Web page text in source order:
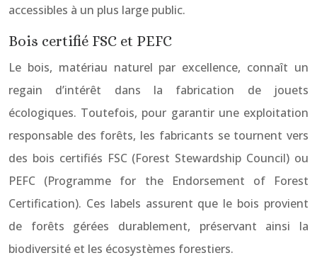
accessibles à un plus large public.
Bois certifié FSC et PEFC
Le bois, matériau naturel par excellence, connaît un
regain d’intérêt dans la fabrication de jouets
écologiques. Toutefois, pour garantir une exploitation
responsable des forêts, les fabricants se tournent vers
des bois certifiés FSC (Forest Stewardship Council) ou
PEFC (Programme for the Endorsement of Forest
Certification). Ces labels assurent que le bois provient
de forêts gérées durablement, préservant ainsi la
biodiversité et les écosystèmes forestiers.